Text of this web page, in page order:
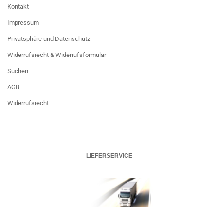
Kontakt
Impressum
Privatsphäre und Datenschutz
Widerrufsrecht & Widerrufsformular
Suchen
AGB
Widerrufsrecht
LIEFERSERVICE